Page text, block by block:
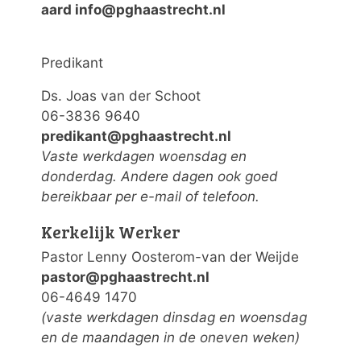
aard info@pghaastrecht.nl
Predikant
Ds. Joas van der Schoot
06-3836 9640
predikant@pghaastrecht.nl
Vaste werkdagen woensdag en
donderdag. Andere dagen ook goed
bereikbaar per e-mail of telefoon.
Kerkelijk Werker
Pastor Lenny Oosterom-van der Weijde
pastor@pghaastrecht.nl
06-4649 1470
(vaste werkdagen dinsdag en woensdag
en de maandagen in de oneven weken)